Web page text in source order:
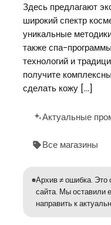
Здесь предлагают
широкий спектр
уникальные
также спа-
технологий и
получите
сделать кожу […]
Актуальные
Все магазины
Архив ≠ ошибка. Это
сайта. Мы оставили
направить к